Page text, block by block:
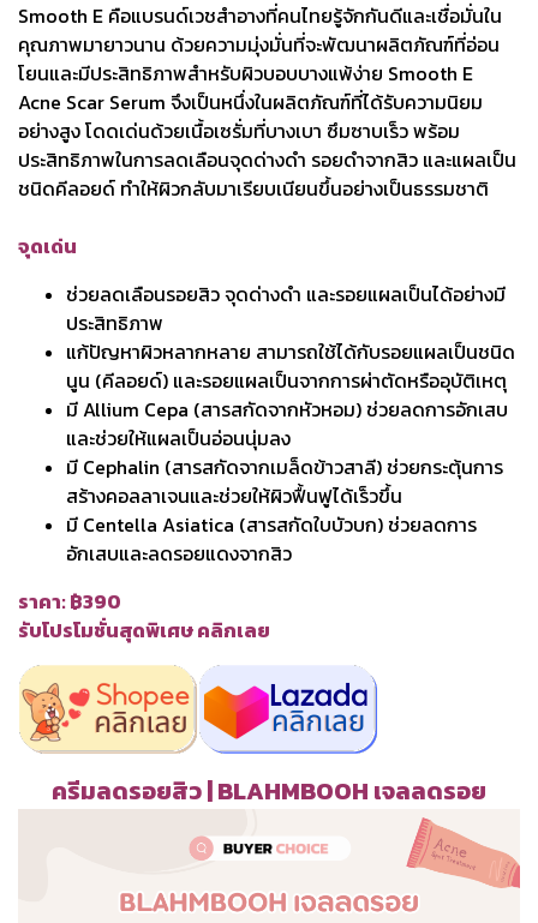
Smooth E คือแบรนด์เวชสำอางที่คนไทยรู้จักกันดีและเชื่อมั่นใน
คุณภาพมายาวนาน ด้วยความมุ่งมั่นที่จะพัฒนาผลิตภัณฑ์ที่อ่อน
โยนและมีประสิทธิภาพสำหรับผิวบอบบางแพ้ง่าย Smooth E
Acne Scar Serum จึงเป็นหนึ่งในผลิตภัณฑ์ที่ได้รับความนิยม
อย่างสูง โดดเด่นด้วยเนื้อเซรั่มที่บางเบา ซึมซาบเร็ว พร้อม
ประสิทธิภาพในการลดเลือนจุดด่างดำ รอยดำจากสิว และแผลเป็น
ชนิดคีลอยด์ ทำให้ผิวกลับมาเรียบเนียนขึ้นอย่างเป็นธรรมชาติ
จุดเด่น
ช่วยลดเลือนรอยสิว จุดด่างดำ และรอยแผลเป็นได้อย่างมี
ประสิทธิภาพ
แก้ปัญหาผิวหลากหลาย สามารถใช้ได้กับรอยแผลเป็นชนิด
นูน (คีลอยด์) และรอยแผลเป็นจากการผ่าตัดหรืออุบัติเหตุ
มี Allium Cepa (สารสกัดจากหัวหอม) ช่วยลดการอักเสบ
และช่วยให้แผลเป็นอ่อนนุ่มลง
มี Cephalin (สารสกัดจากเมล็ดข้าวสาลี) ช่วยกระตุ้นการ
สร้างคอลลาเจนและช่วยให้ผิวฟื้นฟูได้เร็วขึ้น
มี Centella Asiatica (สารสกัดใบบัวบก) ช่วยลดการ
อักเสบและลดรอยแดงจากสิว
ราคา: ฿390
รับโปรโมชั่นสุดพิเศษ คลิกเลย
ครีมลดรอยสิว | BLAHMBOOH เจลลดรอย